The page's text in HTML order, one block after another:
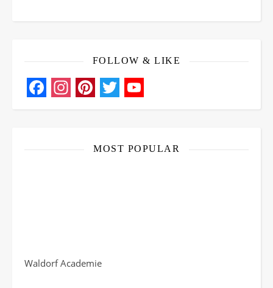
FOLLOW & LIKE
Facebook
Instagram
Pinterest
Twitter
YouTube
MOST POPULAR
Waldorf Academie